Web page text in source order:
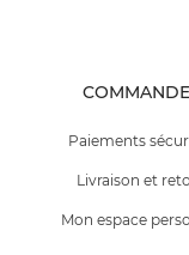
Paiements
Livraison et
Mon espace